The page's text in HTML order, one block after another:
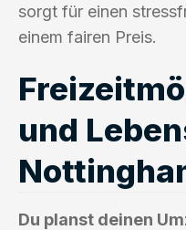
sorgt für einen
einem fairen Preis.
und
Du planst deinen